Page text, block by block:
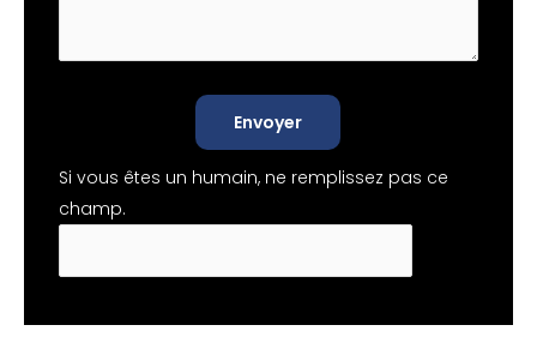
Envoyer
Si vous êtes un humain, ne remplissez pas ce
champ.